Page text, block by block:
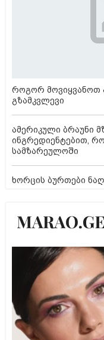
როგორ მოვიყვანოთ
გზამკვლევი
ამერიკული ბრაუნი
ინგრედიენტებით,
სამზარეულოში
ხორცის ბურთები